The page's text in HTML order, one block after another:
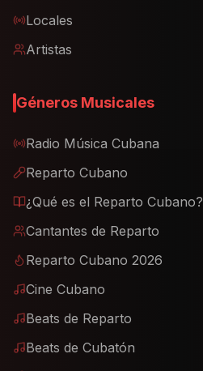
Locales
Artistas
Géneros Musicales
Radio Música Cubana
Reparto Cubano
¿Qué es el Reparto Cubano?
Cantantes de Reparto
Reparto Cubano 2026
Cine Cubano
Beats de Reparto
Beats de Cubatón